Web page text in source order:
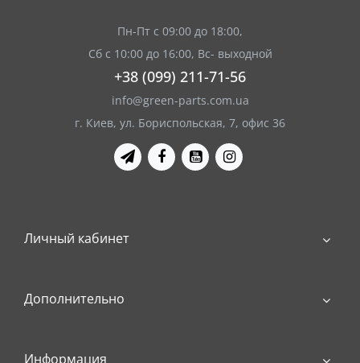
Пн-Пт с 09:00 до 18:00,
Сб с 10:00 до 16:00, Вс- выходной
+38 (099) 211-71-56
info@green-parts.com.ua
г. Киев, ул. Бориспольская, 7, офис 36
Личный кабинет
Дополнительно
Информация